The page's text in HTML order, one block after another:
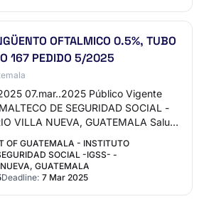
OFTALMICO 0.5%, TUBO
167 PEDIDO 5/2025
07.mar..2025 Público Vigente
DE SEGURIDAD SOCIAL -
VILLA NUEVA, GUATEMALA Salud
OF GUATEMALA - INSTITUTO
SOCIAL -IGSS- -
GUATEMALA
Deadline: 7 Mar 2025